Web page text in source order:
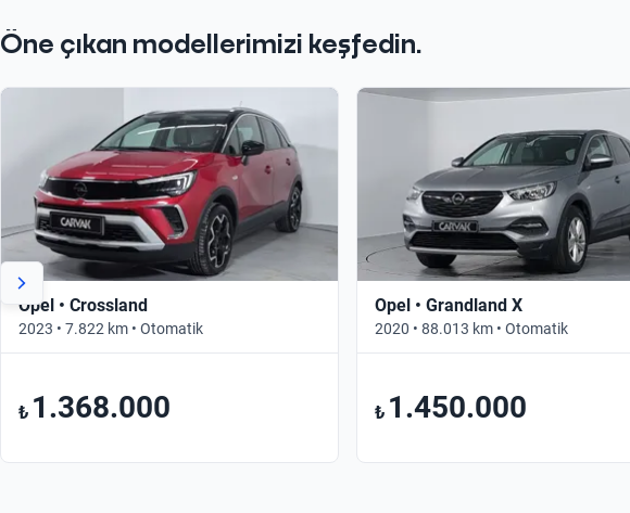
Öne çıkan modellerimizi keşfedin.
Opel • Crossland
2023 • 7.822 km • Otomatik
₺ 1.368.000
Opel • Grandland X
2020 • 88.013 km • Otomatik
₺ 1.450.000